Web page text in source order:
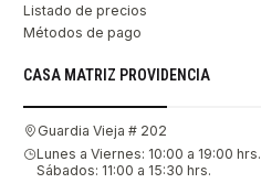
Listado de precios
Métodos de pago
CASA MATRIZ PROVIDENCIA
Guardia Vieja # 202
Lunes a Viernes: 10:00 a 19:00 hrs.
Sábados: 11:00 a 15:30 hrs.